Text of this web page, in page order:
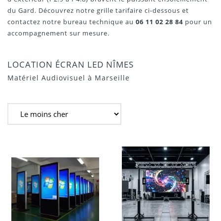
du Gard. Découvrez notre grille tarifaire ci-dessous et
contactez notre bureau technique au 06 11 02 28 84 pour un
accompagnement sur mesure.
LOCATION ÉCRAN LED NÎMES
Matériel Audiovisuel à Marseille